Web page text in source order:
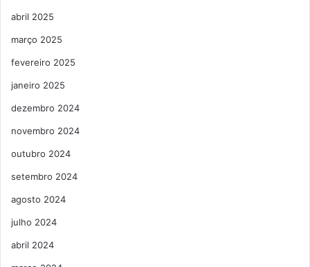
abril 2025
março 2025
fevereiro 2025
janeiro 2025
dezembro 2024
novembro 2024
outubro 2024
setembro 2024
agosto 2024
julho 2024
abril 2024